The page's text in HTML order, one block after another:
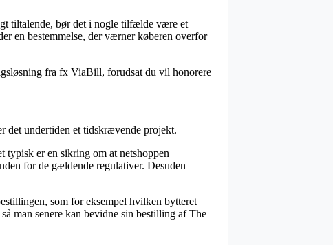
tiltalende, bør det i nogle tilfælde være et
en bestemmelse, der værner køberen overfor
fra fx ViaBill, forudsat du vil honorere
det undertiden et tidskrævende projekt.
er en sikring om at netshoppen
for de gældende regulativer. Desuden
som for eksempel hvilken bytteret
man senere kan bevidne sin bestilling af The